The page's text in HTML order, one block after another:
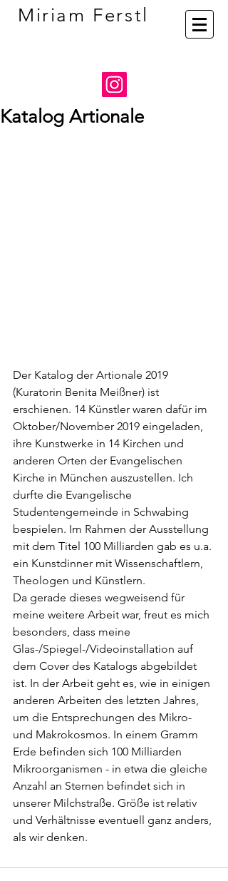
Miriam Ferstl
Katalog Artionale
Der Katalog der Artionale 2019
(Kuratorin Benita Meißner) ist
erschienen. 14 Künstler waren dafür im
Oktober/November 2019 eingeladen,
ihre Kunstwerke in 14 Kirchen und
anderen Orten der Evangelischen
Kirche in München auszustellen. Ich
durfte die Evangelische
Studentengemeinde in Schwabing
bespielen. Im Rahmen der Ausstellung
mit dem Titel 100 Milliarden gab es u.a.
ein Kunstdinner mit Wissenschaftlern,
Theologen und Künstlern.
Da gerade dieses wegweisend für
meine weitere Arbeit war, freut es mich
besonders, dass meine
Glas-/Spiegel-/Videoinstallation auf
dem Cover des Katalogs abgebildet
ist. In der Arbeit geht es, wie in einigen
anderen Arbeiten des letzten Jahres,
um die Entsprechungen des Mikro-
und Makrokosmos. In einem Gramm
Erde befinden sich 100 Milliarden
Mikroorganismen - in etwa die gleiche
Anzahl an Sternen befindet sich in
unserer Milchstraße. Größe ist relativ
und Verhältnisse eventuell ganz anders,
als wir denken.